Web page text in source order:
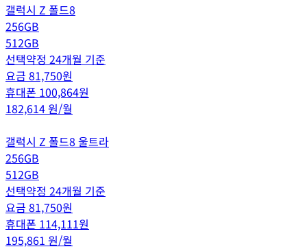
갤럭시 Z 폴드8
256GB
512GB
선택약정 24개월 기준
요금 81,750원
휴대폰 100,864원
182,614원/월
갤럭시 Z 폴드8 울트라
256GB
512GB
선택약정 24개월 기준
요금 81,750원
휴대폰 114,111원
195,861 원/월